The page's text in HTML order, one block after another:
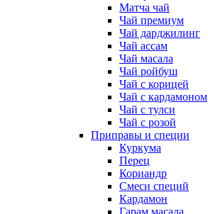
Матча чай
Чай премиум
Чай дарджилинг
Чай ассам
Чай масала
Чай ройбуш
Чай с корицей
Чай с кардамоном
Чай с тулси
Чай с розой
Приправы и специи
Куркума
Перец
Кориандр
Смеси специй
Кардамон
Гарам масала